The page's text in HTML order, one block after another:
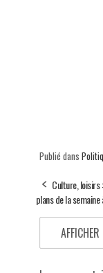
Publié dans
Culture, loisirs
plans de la semaine